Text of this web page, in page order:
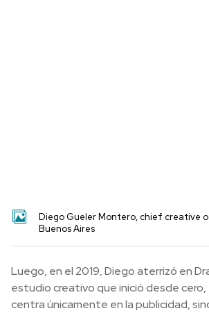
Diego Gueler Montero, chief creative
Buenos Aires
Luego, en el 2019, Diego aterrizó en
estudio creativo que inició desde cero,
centra únicamente en la publicidad,